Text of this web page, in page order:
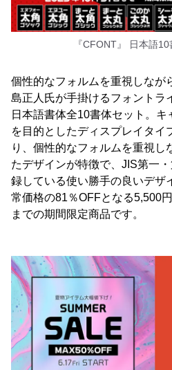
『CFONT』 日本語
個性的なフォルムを重視しなが
島正人氏が手掛けるフォントラ
日本語書体全10書体セット。
を目的としたディスプレイタイ
り、個性的なフォルムを重視し
たデザインが特徴で、JIS第一
録している使い勝手の良いデザ
常価格の81％OFFとなる5,500
までの期間限定商品です。